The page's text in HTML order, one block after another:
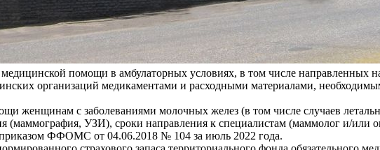
помощи в амбулаторных условиях, в том числе направленных
организаций медикаментами и расходными материалами,
женщинам с заболеваниями молочных желез (в том числе случаев
(маммография, УЗИ), сроки направления к специалистам (маммолог и/или
приказом ФФОМС от 04.06.2018 № 104 за июль 2022 года.